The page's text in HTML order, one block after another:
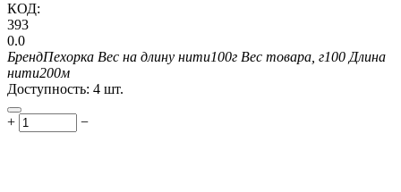
КОД:
393
0.0
БрендПехорка Вес на длину нити100г Вес товара, г100 Длина
нити200м
Доступность: 4 шт.
+ −